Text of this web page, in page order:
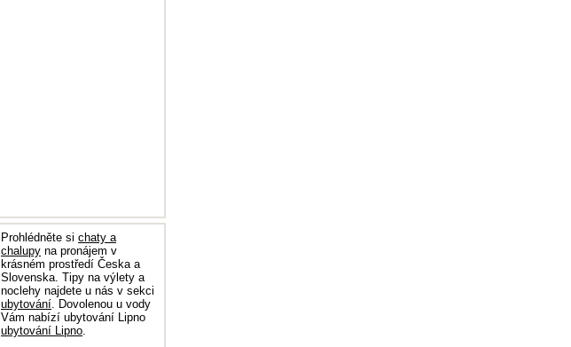
Prohlédněte si chaty a
chalupy na pronájem v
krásném prostředí Česka a
Slovenska. Tipy na výlety a
noclehy najdete u nás v sekci
ubytování. Dovolenou u vody
Vám nabízí ubytování Lipno
ubytování Lipno.